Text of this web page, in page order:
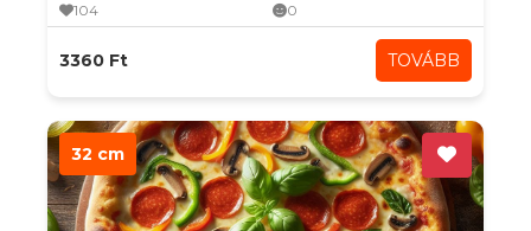
104 0
3360 Ft TOVÁBB
32 cm